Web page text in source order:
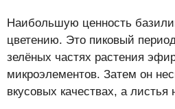
Наибольшую ценность
цветению. Это пиковый
зелёных частях растения
микроэлементов. Затем он
вкусовых качествах, а листья